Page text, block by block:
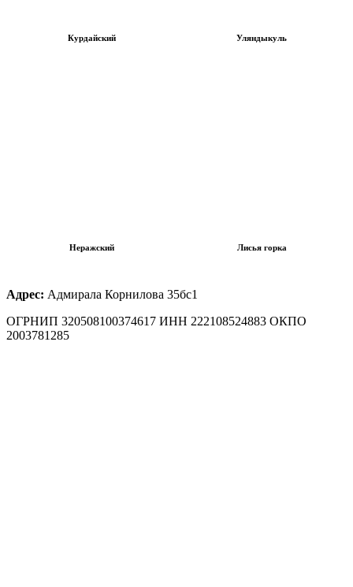
Курдайский Уляндыкуль
Неражский Лисья горка
Адрес: Адмирала Корнилова 35бс1
ОГРНИП 320508100374617 ИНН 222108524883 ОКПО
2003781285